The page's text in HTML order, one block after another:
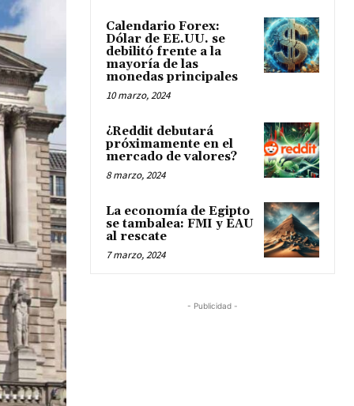
Calendario Forex:
Dólar de EE.UU. se
debilitó frente a la
mayoría de las
monedas principales
10 marzo, 2024
¿Reddit debutará
próximamente en el
mercado de valores?
8 marzo, 2024
La economía de Egipto
se tambalea: FMI y EAU
al rescate
7 marzo, 2024
- Publicidad -